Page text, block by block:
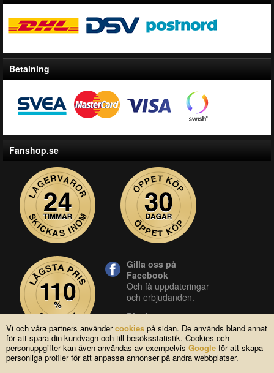
Vi och våra partners användercookies på sidan. De används bland annat
för att spara din kundvagn och till besöksstatistik. Cookies och
personuppgifter kan även användas av exempelvis Google för att skapa
personliga profiler för att anpassa annonser på andra webbplatser.
Betalning
Fanshop.se
Gilla oss på
Facebook
Och få uppdateringar
och erbjudanden.
Blocket
Vår butik på blocket.
YouTube
Se våra produkter live